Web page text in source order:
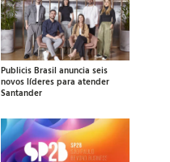
Publicis Brasil anuncia seis
novos líderes para atender
Santander